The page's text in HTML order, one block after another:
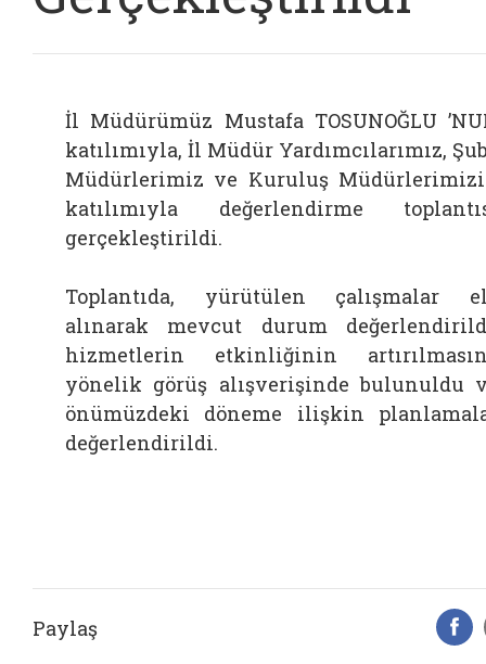
İl Müdürümüz Mustafa TOSUNOĞLU
katılımıyla, İl Müdür Yardımcılarımız,
Müdürlerimiz ve Kuruluş
katılımıyla değerlendirme
gerçekleştirildi.
Toplantıda, yürütülen çalışmalar
alınarak mevcut durum
hizmetlerin etkinliğinin
yönelik görüş alışverişinde bulunuldu
önümüzdeki döneme ilişkin
değerlendirildi.
Paylaş